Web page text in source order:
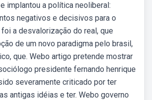
implantou a política neoliberal:
negativos e decisivos para o
a desvalorização do real, que
de um novo paradigma pelo brasil,
que. Webo artigo pretende mostrar
presidente fernando henrique
severamente criticado por ter
antigas idéias e ter. Webo governo